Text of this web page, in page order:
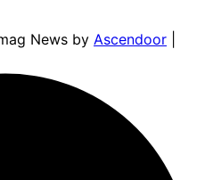
News by Ascendoor